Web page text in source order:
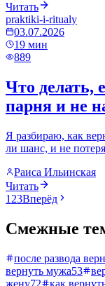
Читать
praktiki-i-ritualy
03.07.2026
19 мин
889
Что делать,
парня и не
Я разбираю, как
ли шанс, и не
Раиса Ильинская
Читать
1 23Вперёд
Смежные
после развода
вернуть мужа53
жену72 как